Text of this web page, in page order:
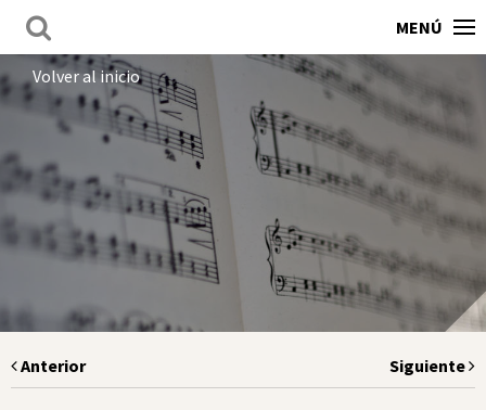
MENÚ
Volver al inicio
Anterior Siguiente